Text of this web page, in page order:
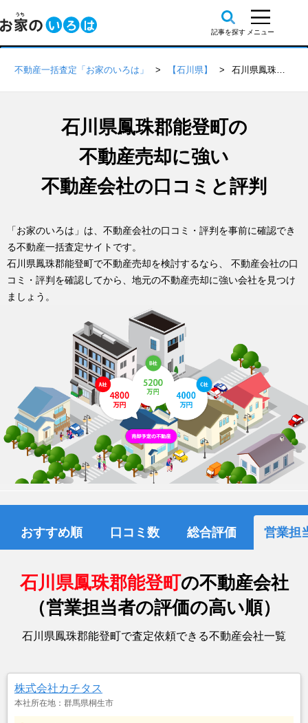
不動産一括査定「お家のいろは」 【石川県】 石川県鳳珠郡能登町の不動産会社 口コミ・評判一覧
石川県鳳珠郡能登町の
不動産売却に強い
不動産会社の口コミと評判
「お家のいろは」は、不動産会社の口コミ・評判を事前に確認でき
る不動産一括査定サイトです。
石川県鳳珠郡能登町で不動産売却を検討するなら、 不動産会社の口
コミ・評判を確認してから、地元の不動産売却に強い会社を見つけ
ましょう。
おすすめ順 口コミ数 総合評価 営業担
石川県鳳珠郡能登町の不動産会社
（営業担当者の評価の高い順）
石川県鳳珠郡能登町で査定依頼できる不動産会社一覧
株式会社カチタス
本社所在地：群馬県桐生市